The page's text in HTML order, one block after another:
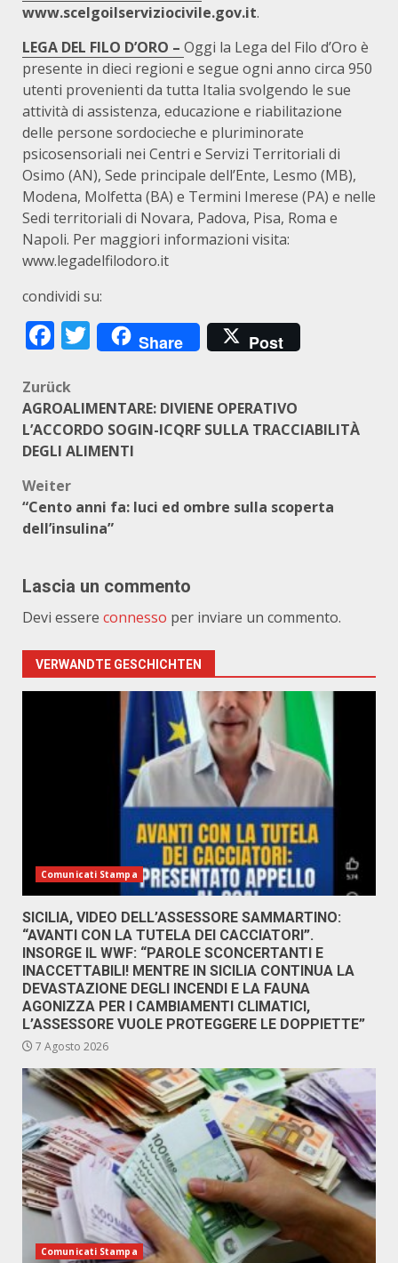
www.scelgoilserviziocivile.gov.it.
LEGA DEL FILO D’ORO – Oggi la Lega del Filo d’Oro è
presente in dieci regioni e segue ogni anno circa 950
utenti provenienti da tutta Italia svolgendo le sue
attività di assistenza, educazione e riabilitazione
delle persone sordocieche e pluriminorate
psicosensoriali nei Centri e Servizi Territoriali di
Osimo (AN), Sede principale dell’Ente, Lesmo (MB),
Modena, Molfetta (BA) e Termini Imerese (PA) e nelle
Sedi territoriali di Novara, Padova, Pisa, Roma e
Napoli. Per maggiori informazioni visita:
www.legadelfilodoro.it
condividi su:
Facebook
Twitter
Share Post
Beitragsnavigation
Zurück
AGROALIMENTARE: DIVIENE OPERATIVO
L’ACCORDO SOGIN-ICQRF SULLA TRACCIABILITÀ
DEGLI ALIMENTI
Weiter
“Cento anni fa: luci ed ombre sulla scoperta
dell’insulina”
Lascia un commento
Devi essere connesso per inviare un commento.
VERWANDTE GESCHICHTEN
Comunicati Stampa
SICILIA, VIDEO DELL’ASSESSORE SAMMARTINO:
“AVANTI CON LA TUTELA DEI CACCIATORI”.
INSORGE IL WWF: “PAROLE SCONCERTANTI E
INACCETTABILI! MENTRE IN SICILIA CONTINUA LA
DEVASTAZIONE DEGLI INCENDI E LA FAUNA
AGONIZZA PER I CAMBIAMENTI CLIMATICI,
L’ASSESSORE VUOLE PROTEGGERE LE DOPPIETTE”
7 Agosto 2026
Comunicati Stampa